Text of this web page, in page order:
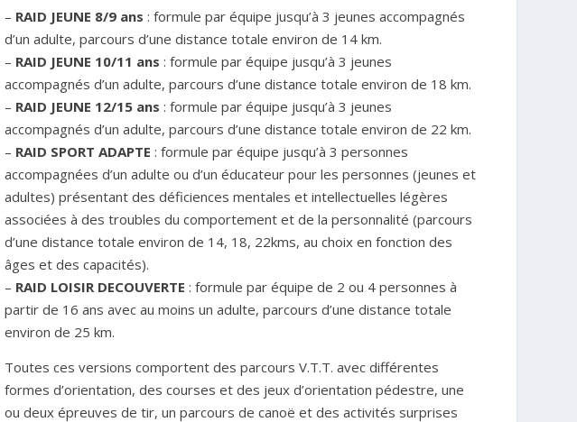
– RAID JEUNE 8/9 ans : formule par équipe jusqu’à 3 jeunes accompagnés
d’un adulte, parcours d’une distance totale environ de 14 km.
– RAID JEUNE 10/11 ans : formule par équipe jusqu’à 3 jeunes
accompagnés d’un adulte, parcours d’une distance totale environ de 18 km.
– RAID JEUNE 12/15 ans : formule par équipe jusqu’à 3 jeunes
accompagnés d’un adulte, parcours d’une distance totale environ de 22 km.
– RAID SPORT ADAPTE : formule par équipe jusqu’à 3 personnes
accompagnées d’un adulte ou d’un éducateur pour les personnes (jeunes et
adultes) présentant des déficiences mentales et intellectuelles légères
associées à des troubles du comportement et de la personnalité (parcours
d’une distance totale environ de 14, 18, 22kms, au choix en fonction des
âges et des capacités).
– RAID LOISIR DECOUVERTE : formule par équipe de 2 ou 4 personnes à
partir de 16 ans avec au moins un adulte, parcours d’une distance totale
environ de 25 km.
Toutes ces versions comportent des parcours V.T.T. avec différentes
formes d’orientation, des courses et des jeux d’orientation pédestre, une
ou deux épreuves de tir, un parcours de canoë et des activités surprises